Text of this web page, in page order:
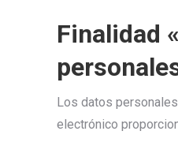
Finalidad
Los datos
electrónico